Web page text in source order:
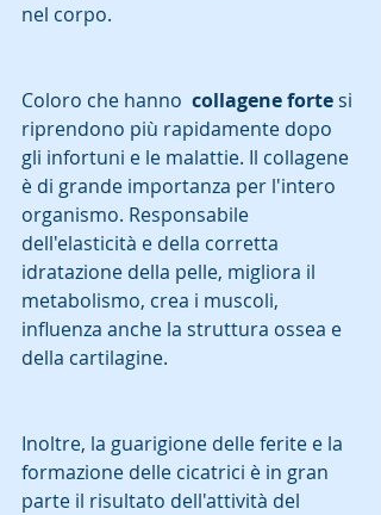
nel corpo.
Coloro che hanno collagene forte si
riprendono più rapidamente dopo
gli infortuni e le malattie. Il collagene
è di grande importanza per l'intero
organismo. Responsabile
dell'elasticità e della corretta
idratazione della pelle, migliora il
metabolismo, crea i muscoli,
influenza anche la struttura ossea e
della cartilagine.
Inoltre, la guarigione delle ferite e la
formazione delle cicatrici è in gran
parte il risultato dell'attività del